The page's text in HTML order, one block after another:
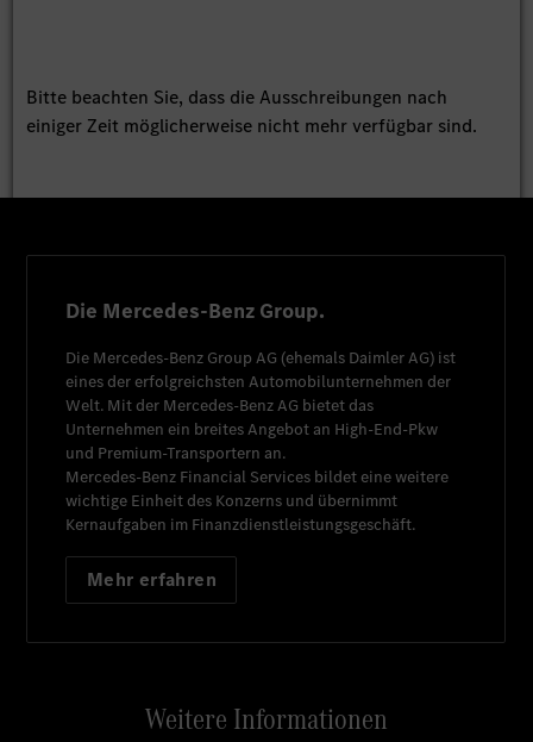
Bitte beachten Sie, dass die Ausschreibungen nach
einiger Zeit möglicherweise nicht mehr verfügbar sind.
Die Mercedes-Benz Group.
Die Mercedes-Benz Group AG (ehemals Daimler AG) ist
eines der erfolgreichsten Automobilunternehmen der
Welt. Mit der Mercedes-Benz AG bietet das
Unternehmen ein breites Angebot an High-End-Pkw
und Premium-Transportern an.
Mercedes-Benz Financial Services bildet eine weitere
wichtige Einheit des Konzerns und übernimmt
Kernaufgaben im Finanzdienstleistungsgeschäft.
Mehr erfahren
Weitere Informationen